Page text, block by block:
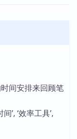
间安排来回顾笔
’, ‘效率工具’,